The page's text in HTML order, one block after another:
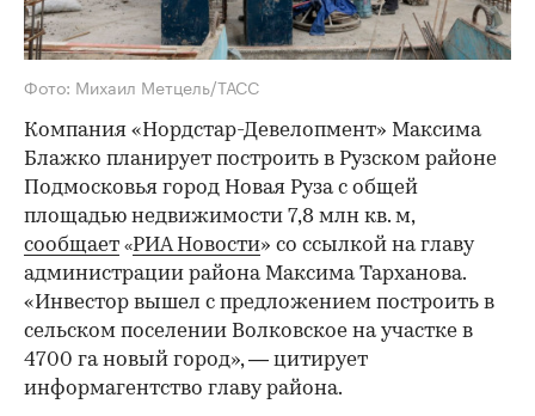
Фото: Михаил Метцель/ТАСС
Компания «Нордстар-Девелопмент» Максима
Блажко планирует построить в Рузском районе
Подмосковья город Новая Руза с общей
площадью недвижимости 7,8 млн кв. м,
сообщает «РИА Новости» со ссылкой на главу
администрации района Максима Тарханова.
«Инвестор вышел с предложением построить в
сельском поселении Волковское на участке в
4700 га новый город», — цитирует
информагентство главу района.